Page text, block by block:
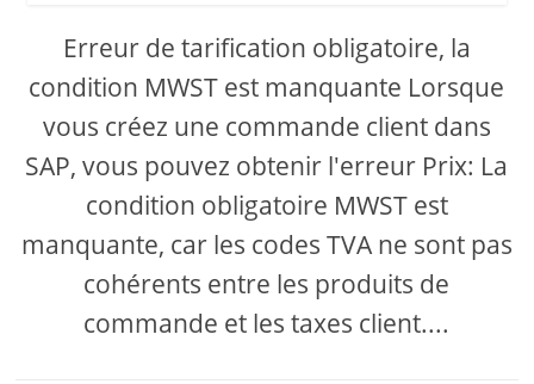
Erreur de tarification obligatoire, la
condition MWST est manquante Lorsque
vous créez une commande client dans
SAP, vous pouvez obtenir l'erreur Prix: La
condition obligatoire MWST est
manquante, car les codes TVA ne sont pas
cohérents entre les produits de
commande et les taxes client....